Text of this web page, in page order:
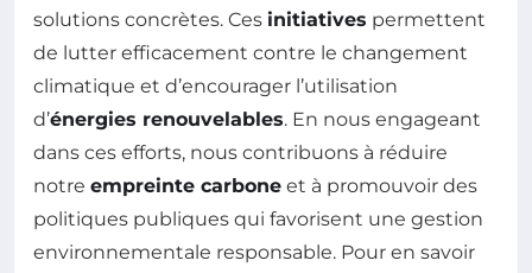
solutions concrètes. Ces initiatives permettent
de lutter efficacement contre le changement
climatique et d’encourager l’utilisation
d’énergies renouvelables. En nous engageant
dans ces efforts, nous contribuons à réduire
notre empreinte carbone et à promouvoir des
politiques publiques qui favorisent une gestion
environnementale responsable. Pour en savoir